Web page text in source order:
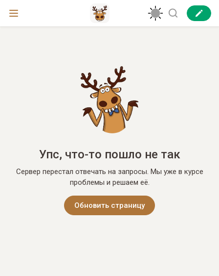
Упс, что-то пошло не так
Сервер перестал отвечать на запросы. Мы уже в курсе
проблемы и решаем её.
Обновить страницу